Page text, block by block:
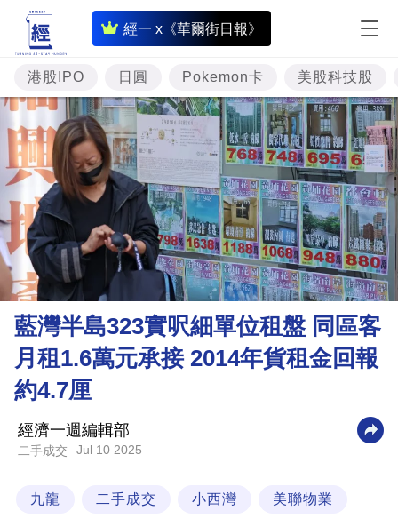
經一 x《華爾街日報》
即
時
財
經
專
題
投
資
樓
市
理
財
商
科
技
場
港股IPO 日圓 Pokemon卡 美股科技股
藍灣半島323實呎細單位租盤 同區客
月租1.6萬元承接 2014年貨租金回報
約4.7厘
經濟一週編輯部
二手成交 Jul 10 2025
九龍 二手成交 小西灣 美聯物業